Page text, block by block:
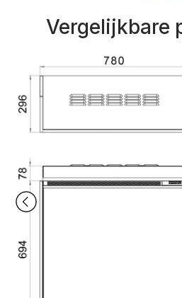
Vergelijkbare